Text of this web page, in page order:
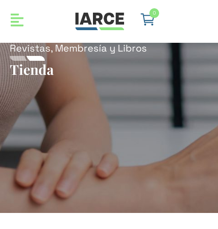
0
Revistas, Membresía y Libros
Tienda